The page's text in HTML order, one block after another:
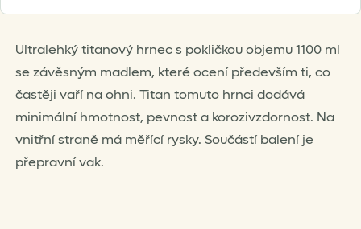
Ultralehký titanový hrnec s pokličkou objemu 1100 ml
se závěsným madlem, které ocení především ti, co
častěji vaří na ohni. Titan tomuto hrnci dodává
minimální hmotnost, pevnost a korozivzdornost. Na
vnitřní straně má měřící rysky. Součástí balení je
přepravní vak.